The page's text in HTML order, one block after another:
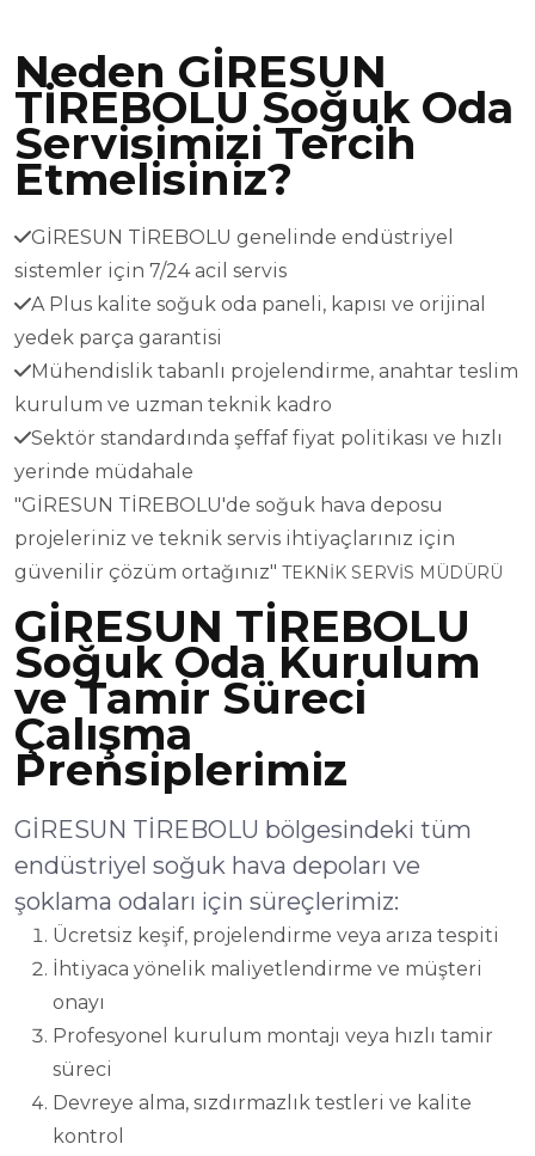
Neden GİRESUN
TİREBOLU Soğuk Oda
Servisimizi Tercih
Etmelisiniz?
GİRESUN TİREBOLU genelinde endüstriyel
sistemler için 7/24 acil servis
A Plus kalite soğuk oda paneli, kapısı ve orijinal
yedek parça garantisi
Mühendislik tabanlı projelendirme, anahtar teslim
kurulum ve uzman teknik kadro
Sektör standardında şeffaf fiyat politikası ve hızlı
yerinde müdahale
"GİRESUN TİREBOLU'de soğuk hava deposu
projeleriniz ve teknik servis ihtiyaçlarınız için
güvenilir çözüm ortağınız" TEKNİK SERVİS MÜDÜRÜ
GİRESUN TİREBOLU
Soğuk Oda Kurulum
ve Tamir Süreci
Çalışma
Prensiplerimiz
GİRESUN TİREBOLU bölgesindeki tüm
endüstriyel soğuk hava depoları ve
şoklama odaları için süreçlerimiz:
Ücretsiz keşif, projelendirme veya arıza tespiti
İhtiyaca yönelik maliyetlendirme ve müşteri
onayı
Profesyonel kurulum montajı veya hızlı tamir
süreci
Devreye alma, sızdırmazlık testleri ve kalite
kontrol